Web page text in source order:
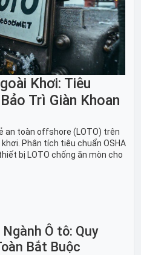
Khơi: Tiêu
Trì Giàn Khoan
an toàn offshore (LOTO) trên
Phân tích tiêu chuẩn OSHA
bị LOTO chống ăn mòn cho
Ngành Ô tô: Quy
Bắt Buộc